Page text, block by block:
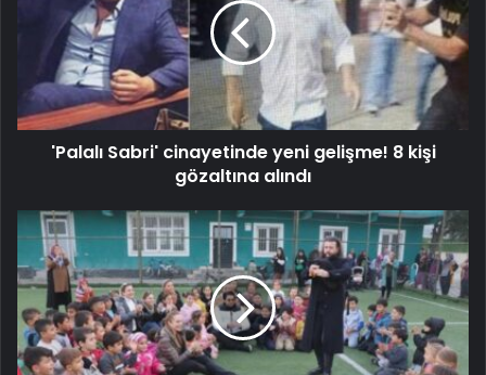
'Palalı Sabri' cinayetinde yeni gelişme! 8 kişi
gözaltına alındı